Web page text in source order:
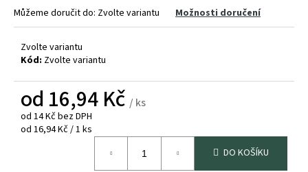
Můžeme doručit do: Zvolte variantu Možnosti doručení
Zvolte variantu
Kód: Zvolte variantu
od 16,94 Kč / ks
od 14 Kčbez DPH
Měrná
od 16,94 Kč / 1 ks
DO KOŠÍKU
D
o
p
o
r
u